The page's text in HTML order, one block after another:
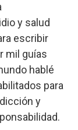
y salud
escribir
mil guías
hablé
para
y